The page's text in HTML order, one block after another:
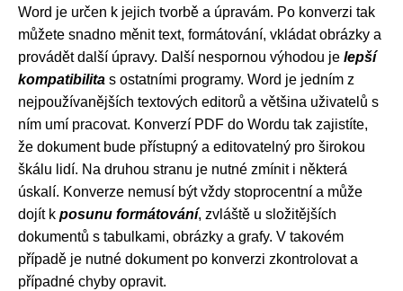
Word je určen k jejich tvorbě a úpravám. Po konverzi tak
můžete snadno měnit text, formátování, vkládat obrázky a
provádět další úpravy. Další nespornou výhodou je lepší
kompatibilita s ostatními programy. Word je jedním z
nejpoužívanějších textových editorů a většina uživatelů s
ním umí pracovat. Konverzí PDF do Wordu tak zajistíte,
že dokument bude přístupný a editovatelný pro širokou
škálu lidí. Na druhou stranu je nutné zmínit i některá
úskalí. Konverze nemusí být vždy stoprocentní a může
dojít k posunu formátování, zvláště u složitějších
dokumentů s tabulkami, obrázky a grafy. V takovém
případě je nutné dokument po konverzi zkontrolovat a
případné chyby opravit.